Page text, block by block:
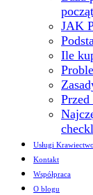
JAK
Ile
Przed
Usługi Krawiectwo
Kontakt
Współpraca
O blogu